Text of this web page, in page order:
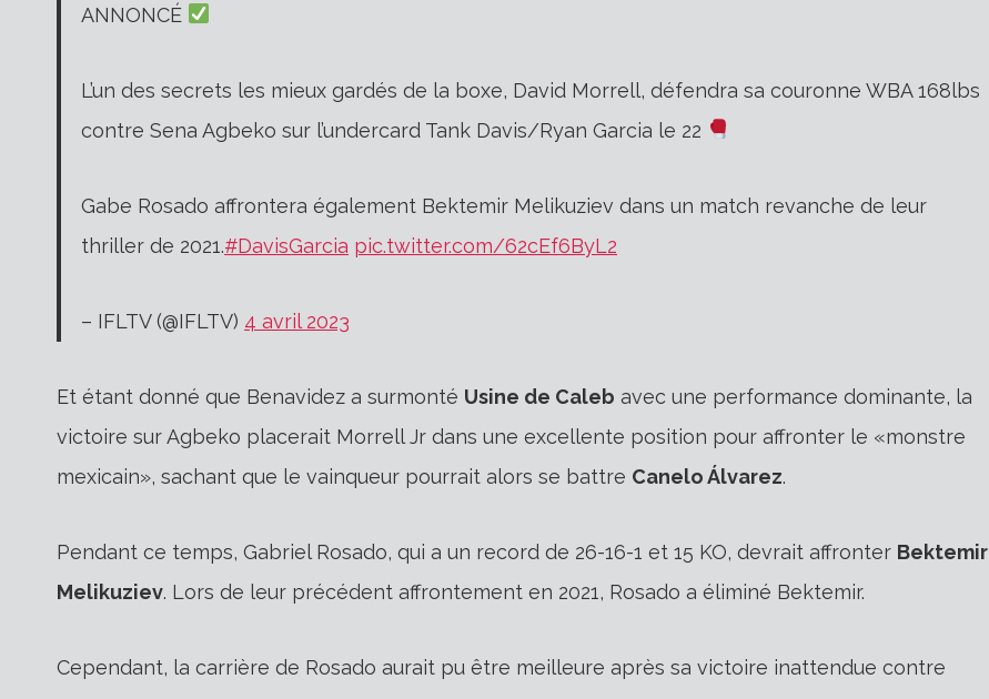
ANNONCÉ
L’un des secrets les mieux gardés de la boxe, David Morrell, défendra sa couronne WBA 168lbs
contre Sena Agbeko sur l’undercard Tank Davis/Ryan Garcia le 22
Gabe Rosado affrontera également Bektemir Melikuziev dans un match revanche de leur
thriller de 2021.#DavisGarcia pic.twitter.com/62cEf6ByL2
– IFLTV (@IFLTV) 4 avril 2023
Et étant donné que Benavidez a surmonté Usine de Caleb avec une performance dominante, la
victoire sur Agbeko placerait Morrell Jr dans une excellente position pour affronter le «monstre
mexicain», sachant que le vainqueur pourrait alors se battre Canelo Álvarez.
Pendant ce temps, Gabriel Rosado, qui a un record de 26-16-1 et 15 KO, devrait affronter Bektemir
Melikuziev. Lors de leur précédent affrontement en 2021, Rosado a éliminé Bektemir.
Cependant, la carrière de Rosado aurait pu être meilleure après sa victoire inattendue contre